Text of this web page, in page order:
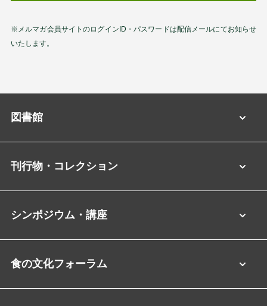
※メルマガ会員サイトのログインID・パスワードは配信メールにてお知らせ
いたします。
図書館
刊行物・コレクション
シンポジウム・講座
食の文化フォーラム